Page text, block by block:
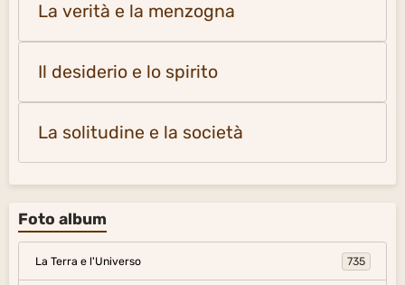
La verità e la menzogna
Il desiderio e lo spirito
La solitudine e la società
Foto album
La Terra e l'Universo 735